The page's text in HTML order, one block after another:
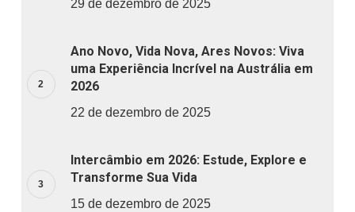
29 de dezembro de 2025
Ano Novo, Vida Nova, Ares Novos: Viva
uma Experiência Incrível na Austrália em
2026
22 de dezembro de 2025
Intercâmbio em 2026: Estude, Explore e
Transforme Sua Vida
15 de dezembro de 2025